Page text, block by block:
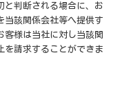
と判断される場合に、お
当該関係会社等へ提供す
客様は当社に対し当該関
を請求することができま